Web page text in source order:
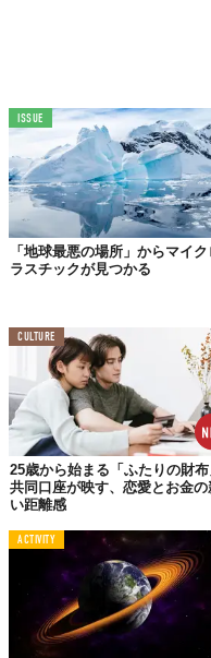
ISSUE
「地球最悪の場所」からマイ
ラスチックが見つかる
CULTURE
25歳から始まる「ふたりの財布
共同口座が映す、恋愛とお金の
い距離感
ACTIVITY